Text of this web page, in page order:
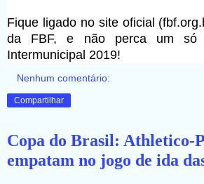
Fique ligado no site oficial
da FBF, e não perca um só
Intermunicipal 2019!
Nenhum comentário:
Compartilhar
Copa do Brasil: Athletico-
empatam no jogo de ida